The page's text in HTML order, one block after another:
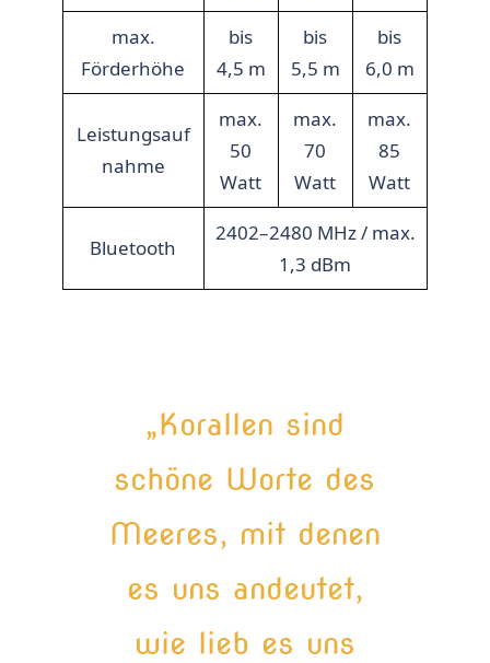
max.
Förderhöhe
bis
4,5 m
bis
5,5 m
bis
6,0 m
Leistungsauf
nahme
max.
50
Watt
max.
70
Watt
max.
85
Watt
Bluetooth
2402–2480 MHz / max.
1,3 dBm
„Korallen sind
schöne Worte des
Meeres, mit denen
es uns andeutet,
wie lieb es uns